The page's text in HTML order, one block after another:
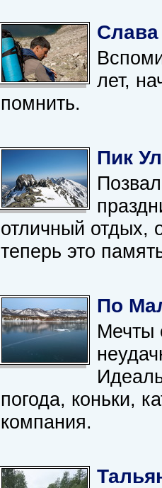
лет,
помнить.
Пик
отличный отдых,
теперь это
По
Мечты
погода, коньки,
компания.